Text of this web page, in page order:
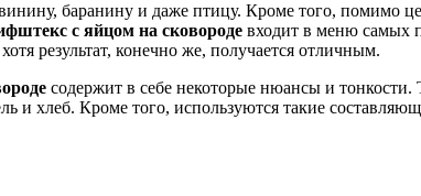
баранину и даже птицу. Кроме того, помимо
с яйцом на сковороде входит в меню самых
результат, конечно же, получается отличным.
содержит в себе некоторые нюансы и тонкости.
и хлеб. Кроме того, используются такие